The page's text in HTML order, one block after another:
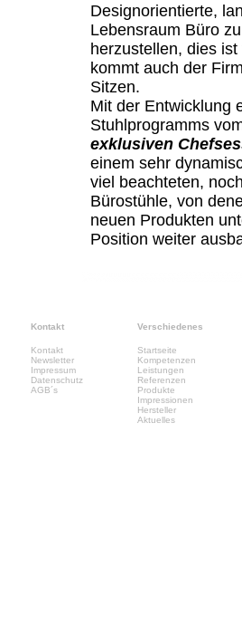
Designorientierte,
Lebensraum Büro
herzustellen, dies
kommt auch der
Sitzen.
Mit der Entwicklung
Stuhlprogramms
exklusiven
einem sehr
viel beachteten,
Bürostühle, von
neuen Produkten
Position weiter
Kontakt Verschiedenes
Kontakt
Newsletter
Impressum
Datenschutz
AGB´s
Startseite
Kompetenzen
Leistungen
Referenzen
Produkte
Impressionen
Hersteller
Aktuelles